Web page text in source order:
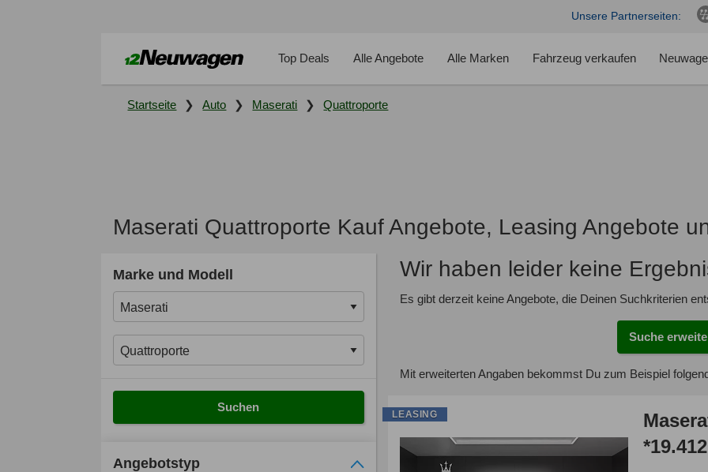
Unsere Partnerseiten:
Top Deals Alle Angebote Alle Marken Fahrzeug verkaufen
Startseite Auto Maserati Quattroporte
Maserati Quattroporte Kauf Angebote, Leasing Angebote
Marke und Modell
Suchen
Angebotstyp
Wir haben leider keine
Es gibt derzeit keine Angebote, die Deinen Suchkriterien
Suche
Mit erweiterten Angaben bekommst Du zum Beispiel
LEASING